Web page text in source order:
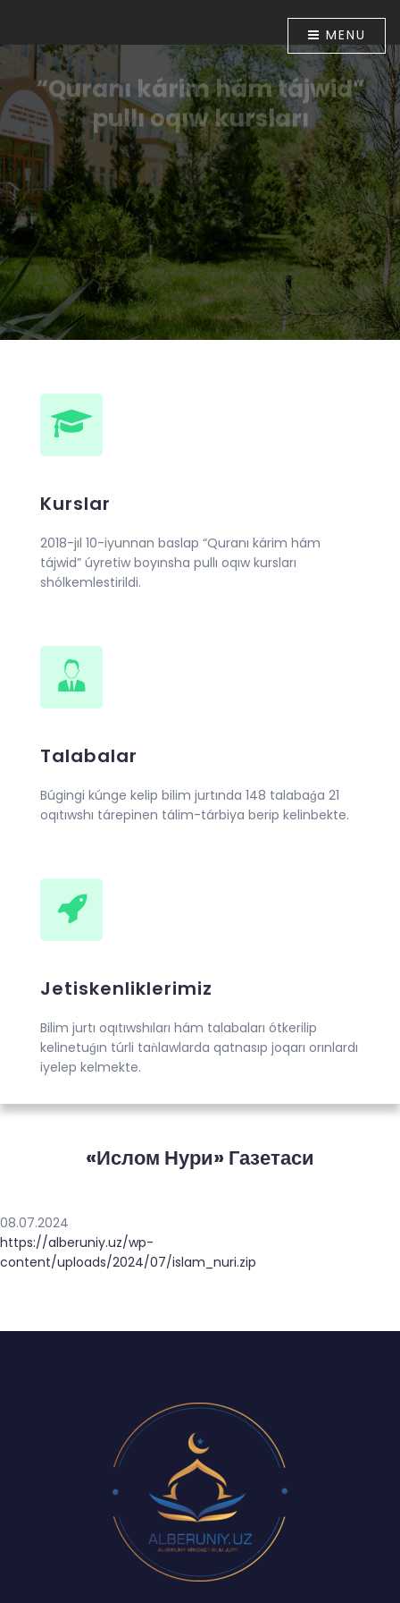
MENU
“Quranı kárim hám tájwid”
pullı oqıw kursları
Kurslar
2018-jıl 10-iyunnan baslap “Quranı kárim hám
tájwid” úyretiw boyınsha pullı oqıw kursları
shólkemlestirildi.
Talabalar
Búgingi kúnge kelip bilim jurtında 148 talabaǵa 21
oqıtıwshı tárepinen tálim-tárbiya berip kelinbekte.
Jetiskenliklerimiz
Bilim jurtı oqıtıwshıları hám talabaları ótkerilip
kelinetuǵın túrli taǹlawlarda qatnasıp joqarı orınlardı
iyelep kelmekte.
«Ислом Нури» Газетаси
08.07.2024
https://alberuniy.uz/wp-
content/uploads/2024/07/islam_nuri.zip